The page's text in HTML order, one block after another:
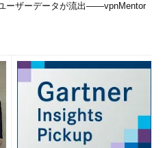
ーザーデータが流出――vpnMentor